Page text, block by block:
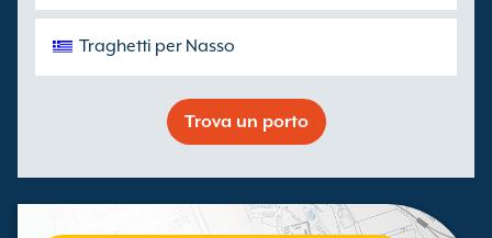
Traghetti per Nasso
Trova un porto